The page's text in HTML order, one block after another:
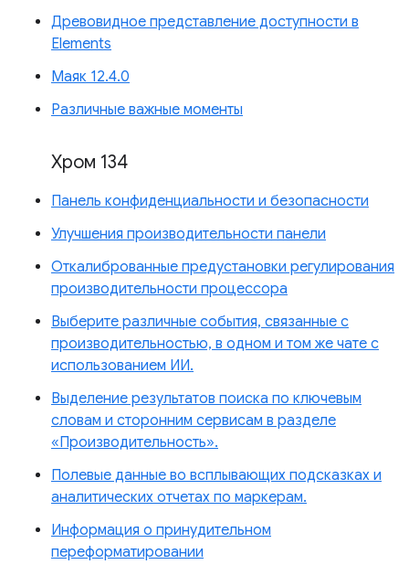
Древовидное представление доступности в
Elements
Маяк 12.4.0
Различные важные моменты
Хром 134
Панель конфиденциальности и безопасности
Улучшения производительности панели
Откалиброванные предустановки регулирования
производительности процессора
Выберите различные события, связанные с
производительностью, в одном и том же чате с
использованием ИИ.
Выделение результатов поиска по ключевым
словам и сторонним сервисам в разделе
«Производительность».
Полевые данные во всплывающих подсказках и
аналитических отчетах по маркерам.
Информация о принудительном
переформатировании